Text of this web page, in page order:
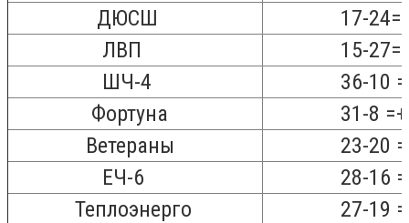
ДЮСШ
17-24=
ЛВП
15-27=-
ШЧ-4
36-10
Фортуна
31-8
Ветераны
23-20
ЕЧ-6
28-16 =
Теплоэнерго
27-19 =